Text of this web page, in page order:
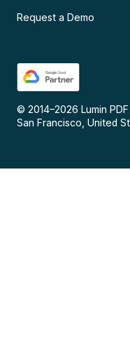
Request a Demo
© 2014–2026 Lumin
San Francisco, United